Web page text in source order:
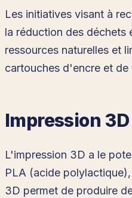
Les initiatives visant à
la réduction des déchets
ressources naturelles et
cartouches d'encre et de
Impression
L'impression 3D a le
PLA (acide
3D permet de produire